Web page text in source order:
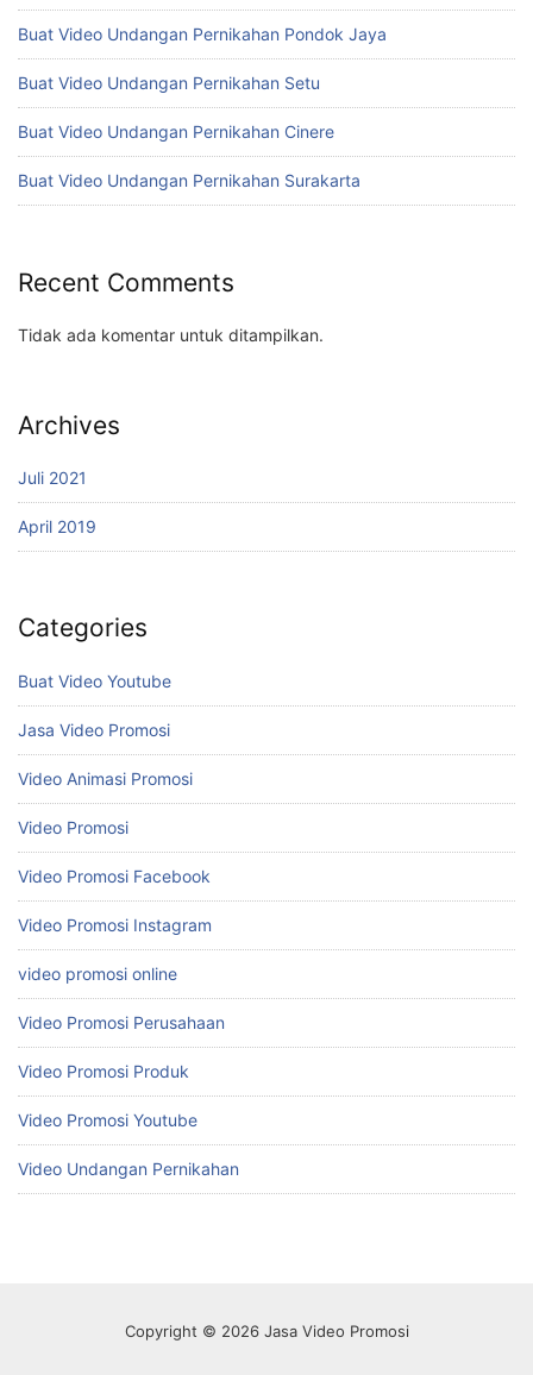
Buat Video Undangan Pernikahan Pondok Jaya
Buat Video Undangan Pernikahan Setu
Buat Video Undangan Pernikahan Cinere
Buat Video Undangan Pernikahan Surakarta
Recent Comments
Tidak ada komentar untuk ditampilkan.
Archives
Juli 2021
April 2019
Categories
Buat Video Youtube
Jasa Video Promosi
Video Animasi Promosi
Video Promosi
Video Promosi Facebook
Video Promosi Instagram
video promosi online
Video Promosi Perusahaan
Video Promosi Produk
Video Promosi Youtube
Video Undangan Pernikahan
Copyright © 2026 Jasa Video Promosi